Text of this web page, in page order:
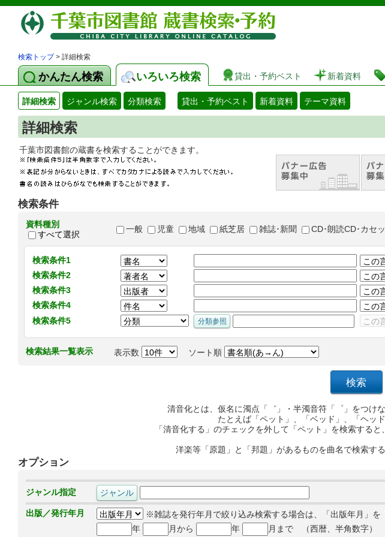
図書館 蔵書検索・予約シ
検索トップ> 詳細検索
かんたん検索 いろいろ検索 貸出・予約ベスト 新着資料
詳細検索 ジャンル検索 分類検索 貸出・予約ベスト 新着資料 テーマ資料
詳細検索
千葉市図書館の蔵書を検索することができます。 広告(バナー広告
検索条件
資料種別
すべて選択
一般 児童 地域 紙芝居 雑誌･新聞 CD･朗読CD･カセ
検索条件1
検索条件2
検索条件3
検索条件4
検索条件5
検索結果一覧表示 表示数 ソート順
清音化とは、仮名に濁点「゛」・半濁音符「゜」をつけ
たとえば「ペット」、「ベッド」、「ヘッ
「清音化する」のチェックを外して「ペット」を検索する
洋楽等「原題」と「邦題」があるものを曲名で検索す
オプション
ジャンル指定
出版／発行年月
※雑誌を発行年月で絞り込み検索する場合は、「出版年月」を
年
月から 年 月まで （西暦、半角数字）